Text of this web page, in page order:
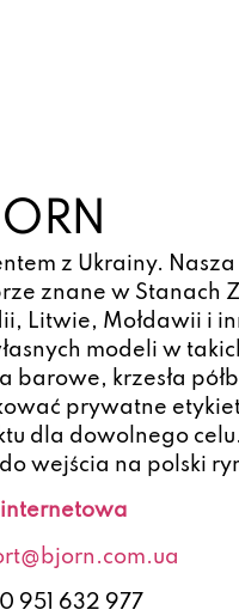
z Ukrainy.
znane w Stanach
Litwie, Mołdawii i
modeli w
barowe, krzesła
prywatne
dla dowolnego
wejścia na polski
951 632 977